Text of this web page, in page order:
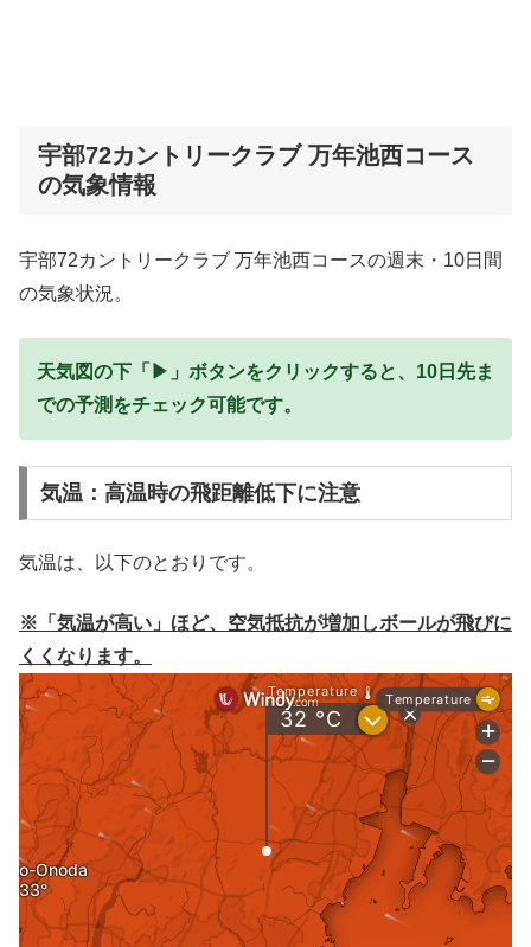
宇部72カントリークラブ 万年池西コース
の気象情報
宇部72カントリークラブ 万年池西コースの週末・10日間
の気象状況。
天気図の下「▶」ボタンをクリックすると、10日先ま
での予測をチェック可能です。
気温：高温時の飛距離低下に注意
気温は、以下のとおりです。
※「気温が高い」ほど、空気抵抗が増加しボールが飛びに
くくなります。